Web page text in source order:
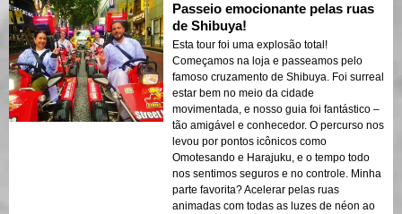
Passeio emocionante pelas ruas
de Shibuya!
Esta tour foi uma explosão total!
Começamos na loja e passeamos pelo
famoso cruzamento de Shibuya. Foi surreal
estar bem no meio da cidade
movimentada, e nosso guia foi fantástico –
tão amigável e conhecedor. O percurso nos
levou por pontos icônicos como
Omotesando e Harajuku, e o tempo todo
nos sentimos seguros e no controle. Minha
parte favorita? Acelerar pelas ruas
animadas com todas as luzes de néon ao